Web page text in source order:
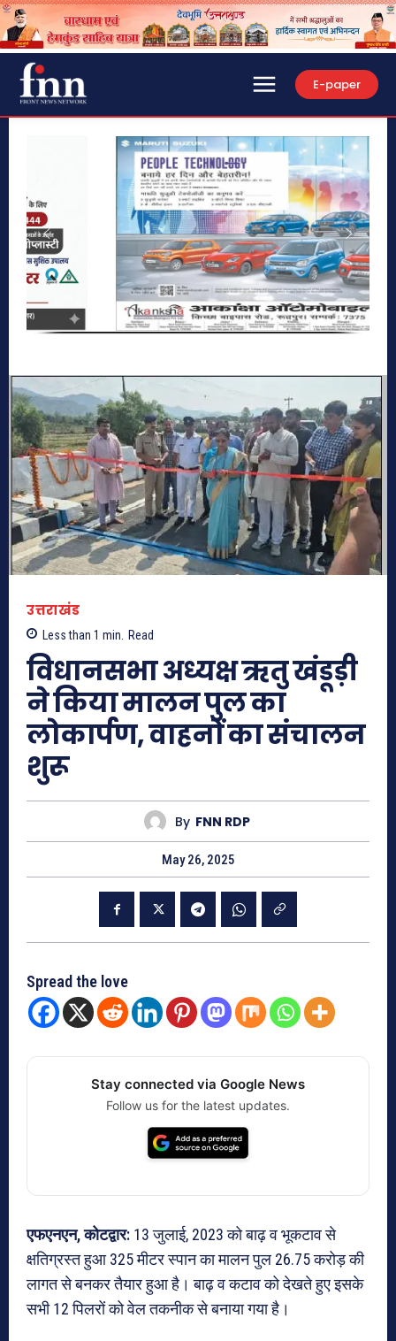
E-paper
उत्तराखंड
Less than 1 min. Read
विधानसभा अध्यक्ष ऋतु खंडूड़ी
ने किया मालन पुल का
लोकार्पण, वाहनों का संचालन
शुरू
By FNN RDP
May 26, 2025
Spread the love
Stay connected via Google News
Follow us for the latest updates.
एफएनएन, कोटद्वार: 13 जुलाई, 2023 को बाढ़ व भूकटाव से
क्षतिग्रस्त हुआ 325 मीटर स्पान का मालन पुल 26.75 करोड़ की
लागत से बनकर तैयार हुआ है। बाढ़ व कटाव को देखते हुए इसके
सभी 12 पिलरों को वेल तकनीक से बनाया गया है।